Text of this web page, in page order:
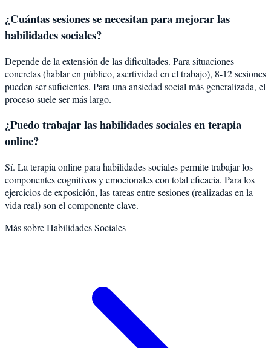
¿Cuántas sesiones se necesitan para mejorar las
habilidades sociales?
Depende de la extensión de las dificultades. Para situaciones
concretas (hablar en público, asertividad en el trabajo), 8-12 sesiones
pueden ser suficientes. Para una ansiedad social más generalizada, el
proceso suele ser más largo.
¿Puedo trabajar las habilidades sociales en terapia
online?
Sí. La terapia online para habilidades sociales permite trabajar los
componentes cognitivos y emocionales con total eficacia. Para los
ejercicios de exposición, las tareas entre sesiones (realizadas en la
vida real) son el componente clave.
Más sobreHabilidades Sociales